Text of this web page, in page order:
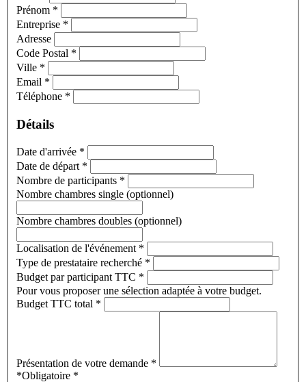
Prénom *
Entreprise *
Adresse
Code Postal *
Ville *
Email *
Téléphone *
Détails
Date d'arrivée *
Date de départ *
Nombre de participants *
Nombre chambres single (optionnel)
Nombre chambres doubles (optionnel)
Localisation de l'événement *
Type de prestataire recherché *
Budget par participant TTC *
Pour vous proposer une sélection adaptée à votre budget.
Budget TTC total *
Présentation de votre demande *
*Obligatoire *